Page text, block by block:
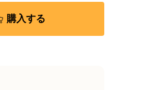
購入する